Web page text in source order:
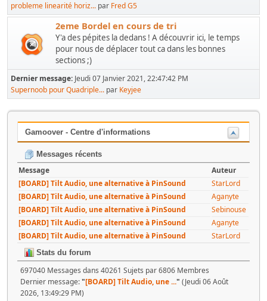
probleme linearité horiz... par Fred G5
2eme Bordel en cours de tri
Y'a des pépites la dedans ! A découvrir ici, le temps
pour nous de déplacer tout ca dans les bonnes
sections ;)
Dernier message: Jeudi 07 Janvier 2021, 22:47:42 PM
Supernoob pour Quadriple... par Keyjee
Gamoover - Centre d'informations
Messages récents
Message
Auteur
[BOARD] Tilt Audio, une alternative à PinSound
StarLord
[BOARD] Tilt Audio, une alternative à PinSound
Aganyte
[BOARD] Tilt Audio, une alternative à PinSound
Sebinouse
[BOARD] Tilt Audio, une alternative à PinSound
Aganyte
[BOARD] Tilt Audio, une alternative à PinSound
StarLord
Stats du forum
697040 Messages dans 40261 Sujets par 6806 Membres
Dernier message:"[BOARD] Tilt Audio, une ..." (Jeudi 06 Août
2026, 13:49:29 PM)